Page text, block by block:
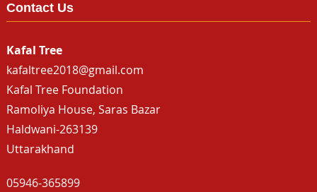
Contact Us
Kafal Tree
kafaltree2018@gmail.com
Kafal Tree Foundation
Ramoliya House, Saras Bazar
Haldwani-263139
Uttarakhand
05946-365899